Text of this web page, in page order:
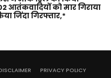
आतंकवादियों को मार गिराया
जिंदा गिरफ्तार,*
PRIVACY POLICY